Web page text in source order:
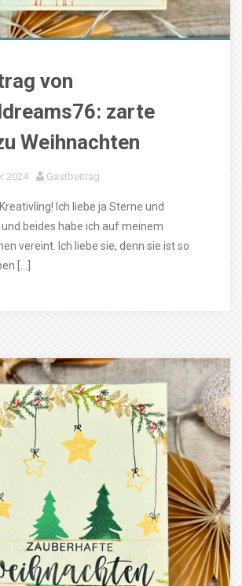
von
zarte
Weihnachten
2024 Gastbeitrag
Ich liebe ja Sterne und
beides habe ich auf meinem
vereint. Ich liebe sie, denn sie ist so
[…]